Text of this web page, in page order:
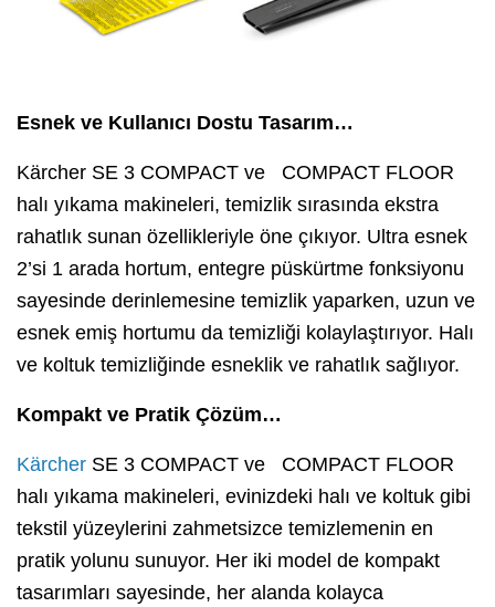
Esnek ve Kullanıcı Dostu Tasarım…
Kärcher SE 3 COMPACT ve COMPACT FLOOR
halı yıkama makineleri, temizlik sırasında ekstra
rahatlık sunan özellikleriyle öne çıkıyor. Ultra esnek
2’si 1 arada hortum, entegre püskürtme fonksiyonu
sayesinde derinlemesine temizlik yaparken, uzun ve
esnek emiş hortumu da temizliği kolaylaştırıyor. Halı
ve koltuk temizliğinde esneklik ve rahatlık sağlıyor.
Kompakt ve Pratik Çözüm…
Kärcher SE 3 COMPACT ve COMPACT FLOOR
halı yıkama makineleri, evinizdeki halı ve koltuk gibi
tekstil yüzeylerini zahmetsizce temizlemenin en
pratik yolunu sunuyor. Her iki model de kompakt
tasarımları sayesinde, her alanda kolayca